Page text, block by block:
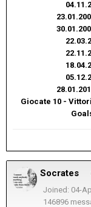
Giocate 10 -
Socrates
Joined: 04-
146896